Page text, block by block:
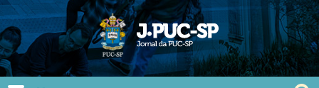
Pular para o conteúdo principal